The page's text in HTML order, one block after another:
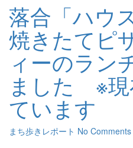
落合「ハウ
焼きたてピ
ィーのラン
ました ※現
ています
まち歩きレポート No Comments